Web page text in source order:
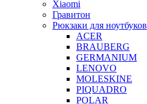
Xiaomi
Гравитон
Рюкзаки для ноутбуков
ACER
BRAUBERG
GERMANIUM
LENOVO
MOLESKINE
PIQUADRO
POLAR